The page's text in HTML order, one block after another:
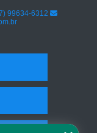
99634-6312